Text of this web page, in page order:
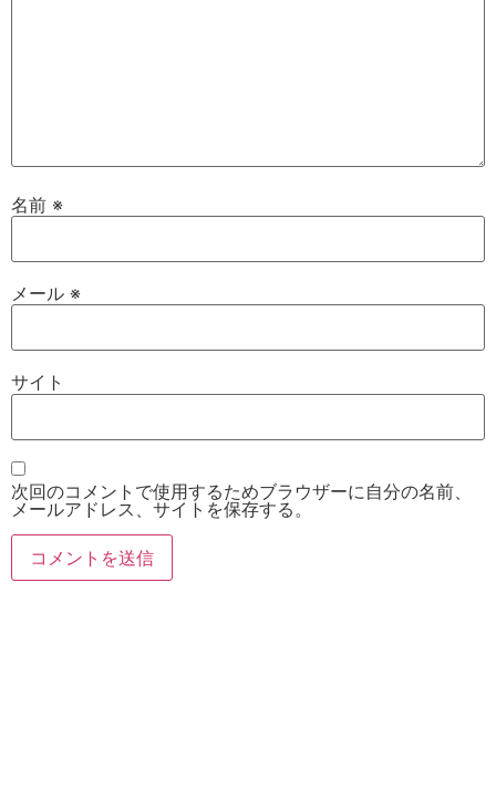
名前 ※
メール ※
サイト
次回のコメントで使用するためブラウザーに自分の名前、
メールアドレス、サイトを保存する。